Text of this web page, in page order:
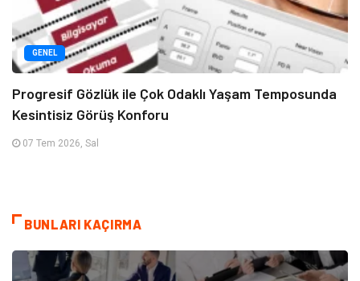
GENEL
Progresif Gözlük ile Çok Odaklı Yaşam Temposunda
Kesintisiz Görüş Konforu
07 Tem 2026, Sal
BUNLARI KAÇIRMA